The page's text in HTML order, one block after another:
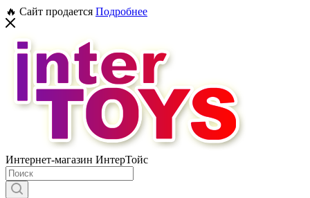
🔥 Сайт продается Подробнее
Интернет-магазин ИнтерТойс